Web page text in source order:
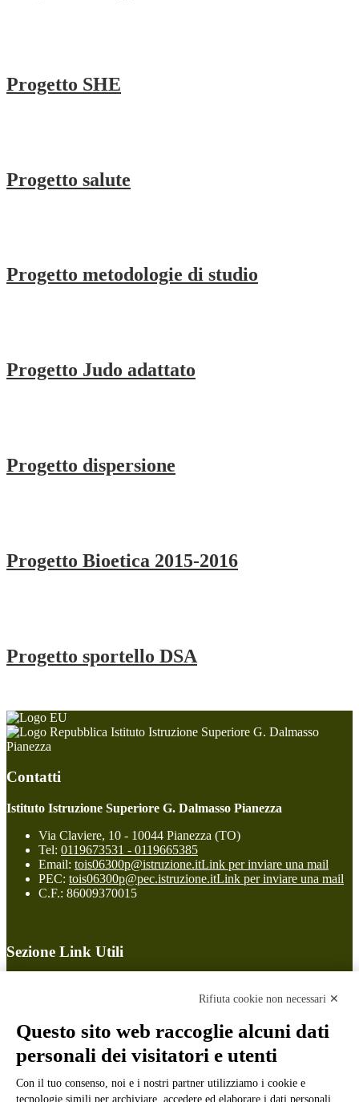
Progetto SHE
Progetto salute
Progetto metodologie di studio
Progetto Judo adattato
Progetto dispersione
Progetto Bioetica 2015-2016
Progetto sportello DSA
Istituto Istruzione Superiore G. Dalmasso
Pianezza
Contatti
Istituto Istruzione Superiore G. Dalmasso Pianezza
Via Claviere, 10 - 10044 Pianezza (TO)
Tel: 0119673531 - 0119665385
Email: tois06300p@istruzione.itLink per inviare una mail
PEC: tois06300p@pec.istruzione.itLink per inviare una mail
C.F.: 86009370015
Sezione Link Utili
Ufficio Relazioni con il Pubblico
Dichiarazione di accessibilità
Obiettivi di accessibilità
Gestione consensi cookie
Amministrazione trasparente
Rifiuta cookie non necessari ✕
Questo sito web raccoglie alcuni dati
personali dei visitatori e utenti
Con il tuo consenso, noi e i nostri partner utilizziamo i cookie e
tecnologie simili per archiviare, accedere ed elaborare i dati personali